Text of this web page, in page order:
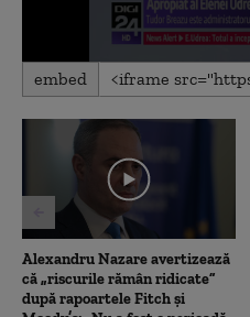
0
seconds
1
minute,
seconds
embed
Alexandru Nazare avertizează
că „riscurile rămân ridicate”
după rapoartele Fitch și